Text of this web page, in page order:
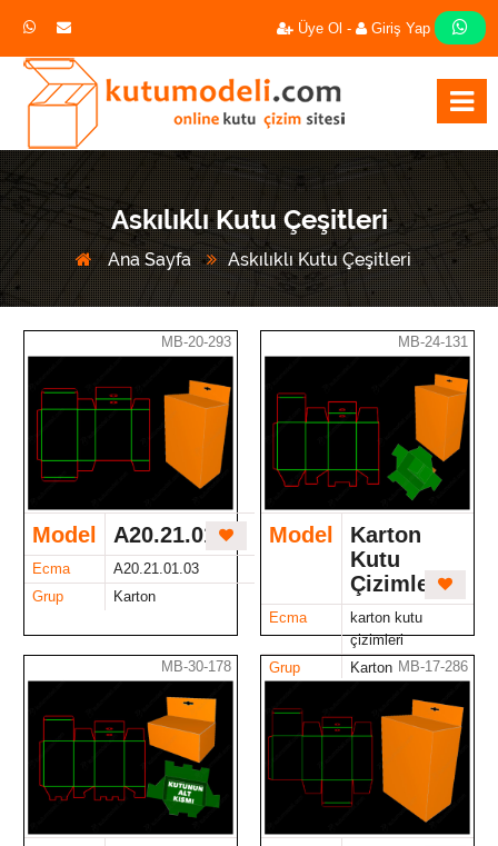
Üye Ol - Giriş Yap
Askılıklı Kutu Çeşitleri
Ana Sayfa Askılıklı Kutu Çeşitleri
MB-20-293
Model A20.21.01.03
Ecma
A20.21.01.03
Grup
Karton
MB-24-131
Model
Karton
Kutu
Çizimleri
Ecma
karton kutu
çizimleri
Grup
Karton
MB-30-178 MB-17-286